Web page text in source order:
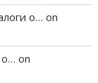
о… on
on